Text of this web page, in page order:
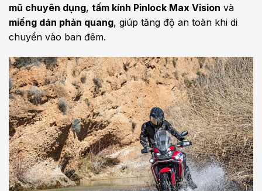
mũ chuyên dụng, tấm kính Pinlock Max Vision và
miếng dán phản quang, giúp tăng độ an toàn khi di
chuyển vào ban đêm.